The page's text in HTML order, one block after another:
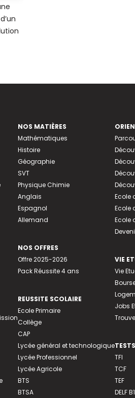
NOS MATIÈRES
Mathématiques
Histoire
Géographie
SVT
Physique Chimie
Anglais
Espagnol
Allemand
NOS OFFRES
Offre 2025-2026
Pack Réussite 4 ans
REUSSITE SCOLAIRE
Ecole Primaire
Collège
CAP
Lycée général et technologique
Lycée Professionnel
Lycée Agricole
BTS
BTSA
Ecole
Ecole
Ecole
VIE
Vie
Jobs
TFI
TCF
TEF
DELF B1